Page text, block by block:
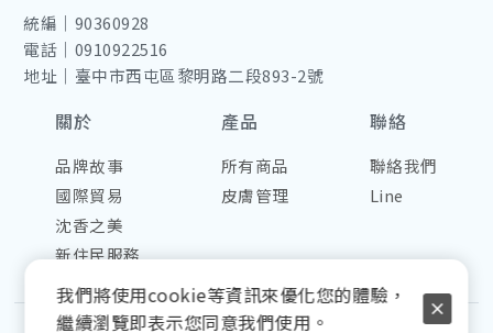
統編｜90360928
電話｜0910922516
地址｜臺中市西屯區黎明路二段893-2號
關於
品牌故事
國際貿易
沈香之美
新住民服務
產品
所有商品
皮膚管理
聯絡
聯絡我們
Line
我們將使用cookie等資訊來優化您的體驗，
繼續瀏覽即表示您同意我們使用。